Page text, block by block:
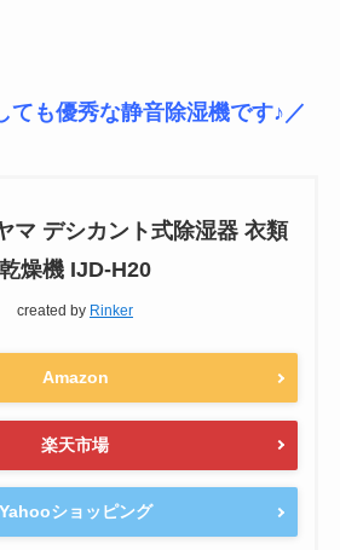
ても優秀な静音除湿機です♪／
マ デシカント式除湿器 衣類
乾燥機 IJD-H20
created by Rinker
Amazon
楽天市場
Yahooショッピング